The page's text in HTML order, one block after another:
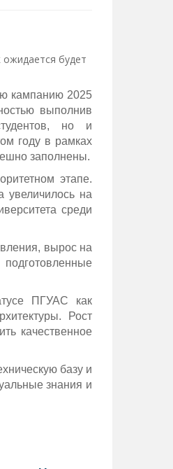
будет
кампанию 2025
выполнив
но и
году в рамках
заполнены.
этапе.
увеличилось на
среди
вырос на
ПГУАС как
Рост
качественное
базу и
знания и